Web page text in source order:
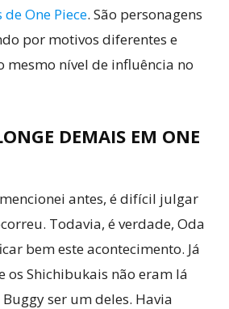
One Piece. São personagens
por motivos diferentes e
mesmo nível de influência no
DEMAIS EM ONE
antes, é difícil julgar
Todavia, é verdade, Oda
bem este acontecimento. Já
os Shichibukais não eram lá
ser um deles. Havia